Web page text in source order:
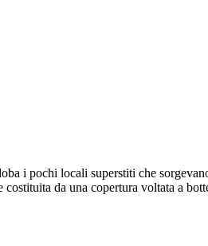
i pochi locali superstiti che
da una copertura voltata a